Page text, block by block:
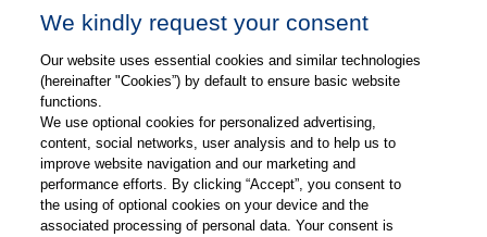
kevin.chang@thieme.com
关注微博
关注微信
We kindly request your consent
Our website uses essential cookies and similar technologies
(hereinafter "Cookies”) by default to ensure basic website
functions.
We use optional cookies for personalized advertising,
content, social networks, user analysis and to help us to
improve website navigation and our marketing and
performance efforts. By clicking “Accept”, you consent to
the using of optional cookies on your device and the
associated processing of personal data. Your consent is